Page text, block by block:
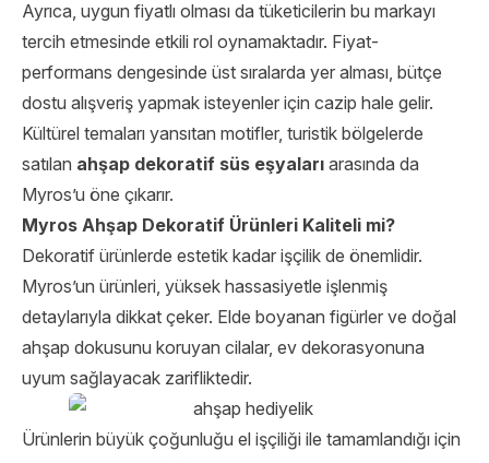
Ayrıca, uygun fiyatlı olması da tüketicilerin bu markayı
tercih etmesinde etkili rol oynamaktadır. Fiyat-
performans dengesinde üst sıralarda yer alması, bütçe
dostu alışveriş yapmak isteyenler için cazip hale gelir.
Kültürel temaları yansıtan motifler, turistik bölgelerde
satılan ahşap dekoratif süs eşyaları arasında da
Myros’u öne çıkarır.
Myros Ahşap Dekoratif Ürünleri Kaliteli mi?
Dekoratif ürünlerde estetik kadar işçilik de önemlidir.
Myros’un ürünleri, yüksek hassasiyetle işlenmiş
detaylarıyla dikkat çeker. Elde boyanan figürler ve doğal
ahşap dokusunu koruyan cilalar, ev dekorasyonuna
uyum sağlayacak zarifliktedir.
Ürünlerin büyük çoğunluğu el işçiliği ile tamamlandığı için